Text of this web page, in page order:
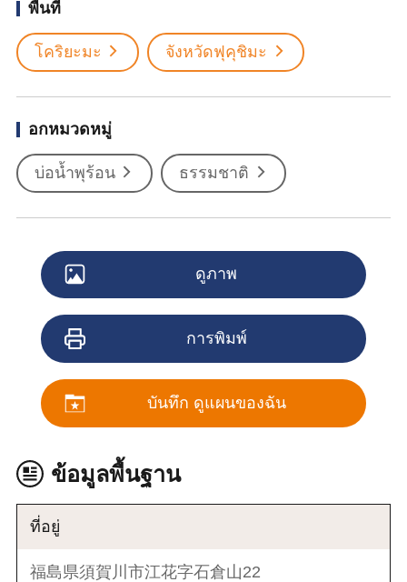
พื้นที่
โคริยะมะ จังหวัดฟุคุชิมะ
อกหมวดหมู่
บ่อน้ำพุร้อน ธรรมชาติ
ดูภาพ
การพิมพ์
บันทึก ดูแผนของฉัน
ข้อมูลพื้นฐาน
ที่อยู่
福島県須賀川市江花字石倉山22